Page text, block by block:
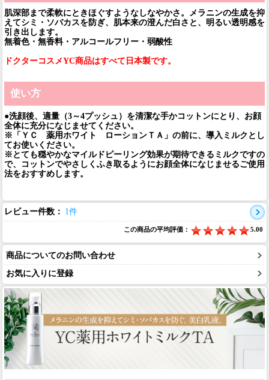
肌深部まで柔軟にときほぐすようなしなやかさ。メラニンの生成を抑
えてシミ・ソバカスを防ぎ、肌本来の澄んだ白さと、明るい透明感を
引き出します。
無着色・無香料・アルコールフリー・弱酸性
ドクターコスメYC商品はすべて日本製です。
使い方
●洗顔後、適量（3～4プッシュ）を清潔な手かコットンにとり、お顔
全体に充分になじませてください。
※「ＹＣ 薬用ホワイト ローションＴＡ」の前に、導入ミルクとし
てお使いください。
※とても穏やかなマイルドピーリング効果が期待できるミルクですの
で、コットンでやさしくふき取るようにお顔全体になじませるご使用
法をおすすめします。
レビュー件数： 1件
この商品の平均評価： 5.00
商品についてのお問い合わせ
お気に入りに登録